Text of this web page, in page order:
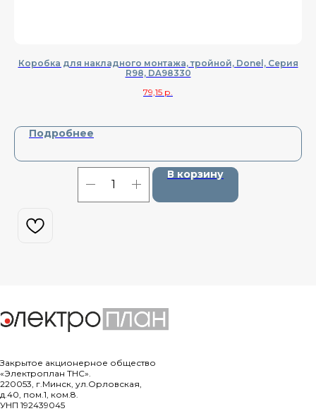
Коробка для накладного монтажа, тройной, Donel, Cерия
R98, DA98330
79,15 р.
Подробнее
В корзину
Закрытое акционерное общество
«Электроплан ТНС».
220053, г.Минск, ул.Орловская,
д.40, пом.1, ком.8.
УНП 192439045